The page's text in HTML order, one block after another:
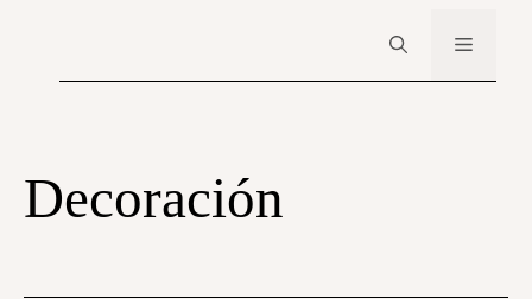
Decoración